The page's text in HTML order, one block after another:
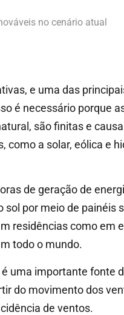
no cenário atual
e uma das
é necessário porque
são finitas e
como a solar, eólica e
de geração de
por meio de painéis
residências como em
todo o mundo.
uma importante fonte
do movimento dos
de ventos.